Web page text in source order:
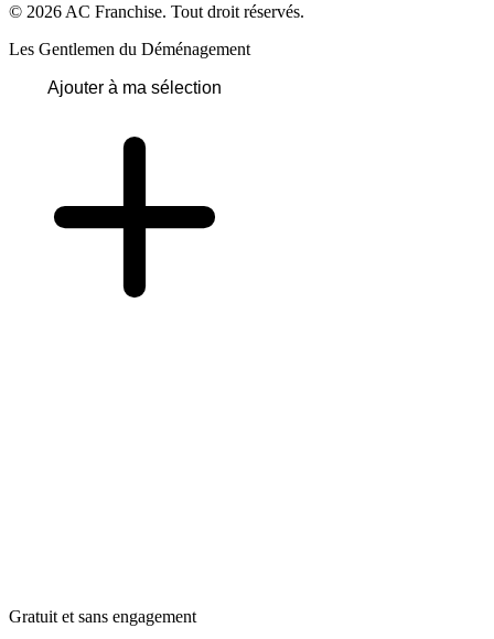
© 2026 AC Franchise. Tout droit réservés.
Les Gentlemen du Déménagement
Ajouter à ma sélection
Gratuit et sans engagement